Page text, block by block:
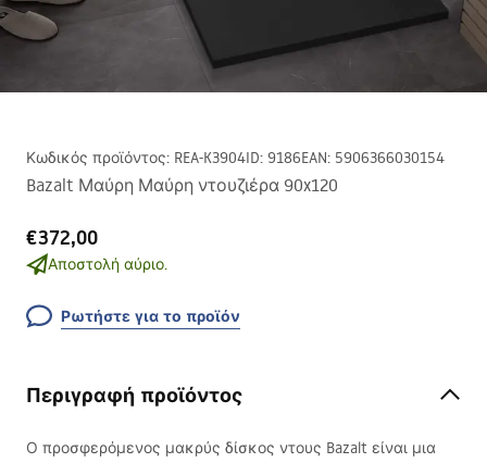
Κωδικός προϊόντος: REA-K3904ID: 9186EAN: 5906366030154
Bazalt Μαύρη Μαύρη ντουζιέρα 90x120
€372,00
Αποστολή αύριο.
Ρωτήστε για το προϊόν
Περιγραφή προϊόντος
Ο προσφερόμενος μακρύς δίσκος ντους Bazalt είναι μια